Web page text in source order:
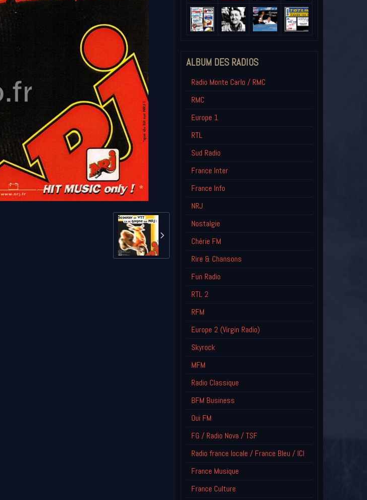
ALBUM DES RADIOS
Radio Monte Carlo / RMC
RMC
Europe 1
RTL
Sud Radio
France Inter
France Info
NRJ
Nostalgie
Chérie FM
Rire & Chansons
Fun Radio
RTL 2
RFM
Europe 2 (Virgin Radio)
Skyrock
MFM
Radio Classique
BFM Business
Oui FM
FG / Radio Nova / TSF
Radio france locale / France Bleu / ICI
France Musique
France Culture